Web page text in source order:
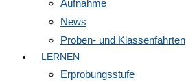
Aufnahme
News
Proben- und Klassenfahrten
LERNEN
Erprobungsstufe